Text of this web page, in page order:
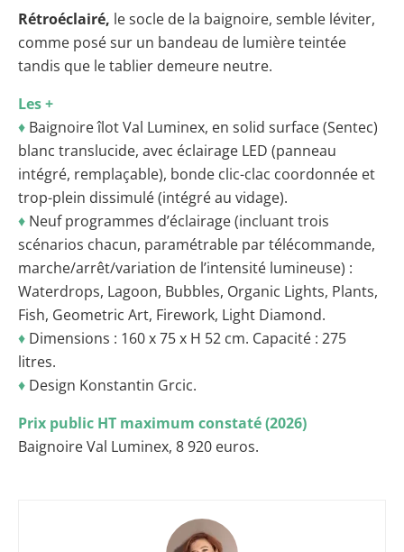
Rétroéclairé, le socle de la baignoire, semble léviter,
comme posé sur un bandeau de lumière teintée
tandis que le tablier demeure neutre.
Les +
♦ Baignoire îlot Val Luminex, en solid surface (Sentec)
blanc translucide, avec éclairage LED (panneau
intégré, remplaçable), bonde clic-clac coordonnée et
trop-plein dissimulé (intégré au vidage).
♦ Neuf programmes d’éclairage (incluant trois
scénarios chacun, paramétrable par télécommande,
marche/arrêt/variation de l’intensité lumineuse) :
Waterdrops, Lagoon, Bubbles, Organic Lights, Plants,
Fish, Geometric Art, Firework, Light Diamond.
♦ Dimensions : 160 x 75 x H 52 cm. Capacité : 275
litres.
♦ Design Konstantin Grcic.
Prix public HT maximum constaté (2026)
Baignoire Val Luminex, 8 920 euros.